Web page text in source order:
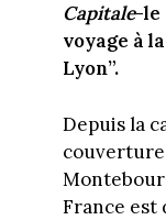
Capitale-le
voyage à
Lyon”.
Depuis la
France est